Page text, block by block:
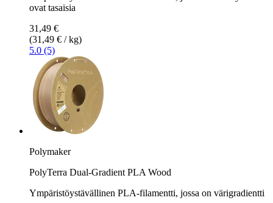
ovat tasaisia
31,49 €
(31,49 € / kg)
5.0 (5)
Polymaker
PolyTerra Dual-Gradient PLA Wood
Ympäristöystävällinen PLA-filamentti, jossa on värigradientti